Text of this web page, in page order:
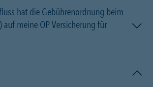
hat die Gebührenordnung beim
auf meine OP Versicherung für